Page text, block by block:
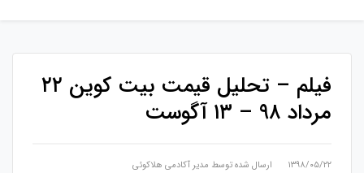
فیلم – تحلیل قیمت بیت کوین ۲۲
مرداد ۹۸ – ۱۳ آگوست
۱۳۹۸/۰۵/۲۲ ارسال شده توسط مدیر آکادمی هلاکوئی